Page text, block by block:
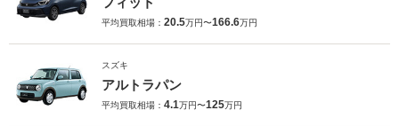
平均買取相場： 20.5万円〜166.6万円
スズキ
アルトラパン
平均買取相場： 4.1万円〜125万円